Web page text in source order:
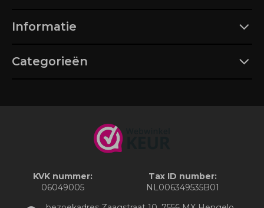
Informatie
Categorieën
KVK nummer:
06049005
Tax ID number:
NL006349535B01